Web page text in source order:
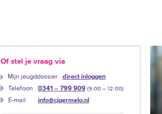
Of stel je vraag via
Mijn jeugddossier
direct inloggen
Telefoon
0341 – 799 909 (9:00 –‍ 12:00)
E-mail info@cjgermelo.nl